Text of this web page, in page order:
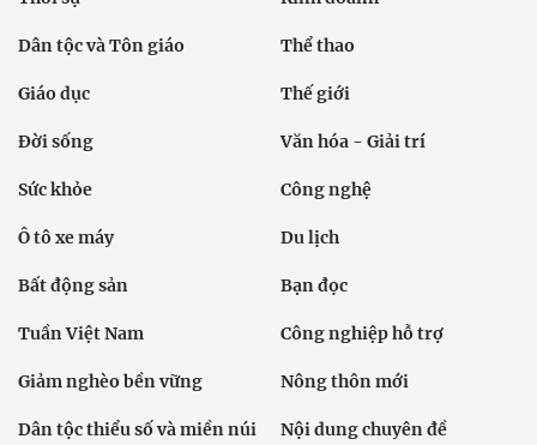
Dân tộc và Tôn giáo Thể thao
Giáo dục Thế giới
Đời sống Văn hóa - Giải trí
Sức khỏe Công nghệ
Ô tô xe máy Du lịch
Bất động sản Bạn đọc
Tuần Việt Nam Công nghiệp hỗ trợ
Giảm nghèo bền vững Nông thôn mới
Dân tộc thiểu số và miền núi Nội dung chuyên đề